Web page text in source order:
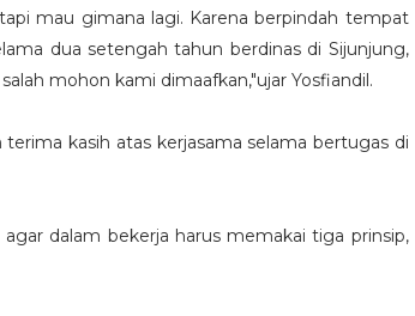
mau gimana lagi. Karena berpindah tempat
dua setengah tahun berdinas di Sijunjung,
mohon kami dimaafkan,"ujar Yosfiandil.
kasih atas kerjasama selama bertugas di
dalam bekerja harus memakai tiga prinsip,
SERUAN LEMBAGA &